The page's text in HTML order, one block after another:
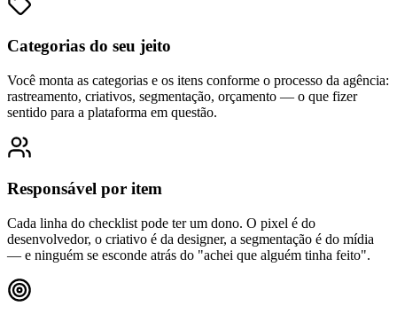
Categorias do seu jeito
Você monta as categorias e os itens conforme o processo da agência:
rastreamento, criativos, segmentação, orçamento — o que fizer
sentido para a plataforma em questão.
Responsável por item
Cada linha do checklist pode ter um dono. O pixel é do
desenvolvedor, o criativo é da designer, a segmentação é do mídia
— e ninguém se esconde atrás do "achei que alguém tinha feito".